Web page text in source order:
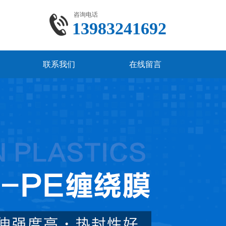
咨询电话
13983241692
联系我们 在线留言